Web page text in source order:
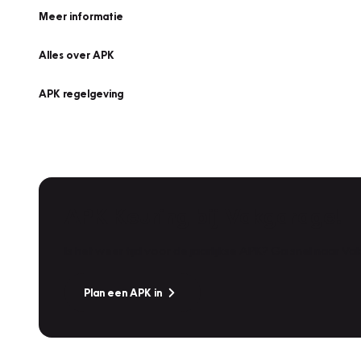
Meer informatie
Alles over APK
APK regelgeving
Plan een APK in